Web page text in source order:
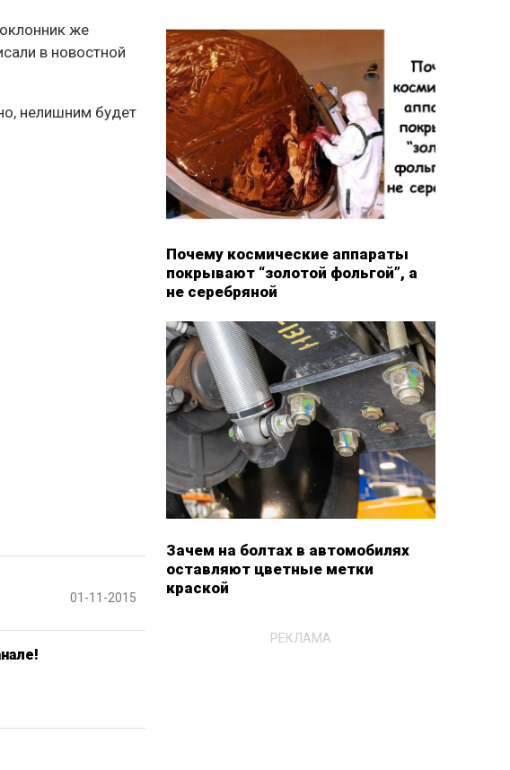
же
в новостной
нелишним будет
01-11-2015
Почему космические аппараты
покрывают “золотой фольгой”, а
не серебряной
Зачем на болтах в автомобилях
оставляют цветные метки
краской
РЕКЛАМА